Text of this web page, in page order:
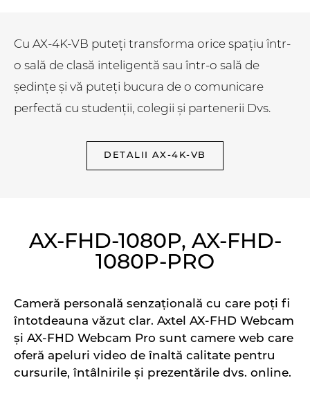
Cu AX-4K-VB puteți transforma orice spațiu într-
o sală de clasă inteligentă sau într-o sală de
ședințe și vă puteți bucura de o comunicare
perfectă cu studenții, colegii și partenerii Dvs.
DETALII AX-4K-VB
AX-FHD-1080P, AX-FHD-
1080P-PRO
Cameră personală senzațională cu care poți fi
întotdeauna văzut clar. Axtel AX-FHD Webcam
și AX-FHD Webcam Pro sunt camere web care
oferă apeluri video de înaltă calitate pentru
cursurile, întâlnirile și prezentările dvs. online.